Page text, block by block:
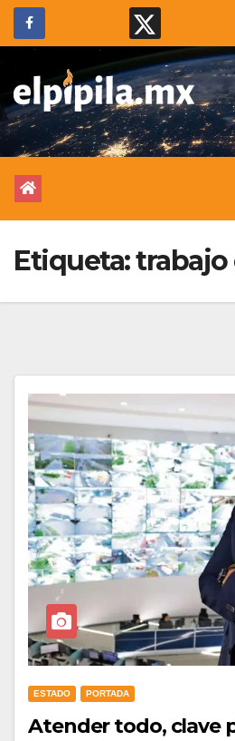
Etiqueta:trabajo
ESTADO PORTADA
Atender todo, clave